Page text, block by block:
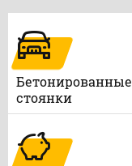
Бетонированные
стоянки